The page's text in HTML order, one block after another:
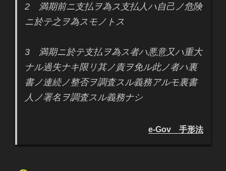
2 満期前ニ支払ヲ為ス支払人ハ自己ノ危険
ニ於テ之ヲ為スモノトス
3 満期ニ於テ支払ヲ為ス者ハ悪意又ハ重大
ナル過失ナキ限リ其ノ責ヲ免ル此ノ者ハ裏
書ノ連続ノ整否ヲ調査スル義務アルモ裏書
人ノ署名ヲ調査スル義務ナシ
e-Gov 手形法